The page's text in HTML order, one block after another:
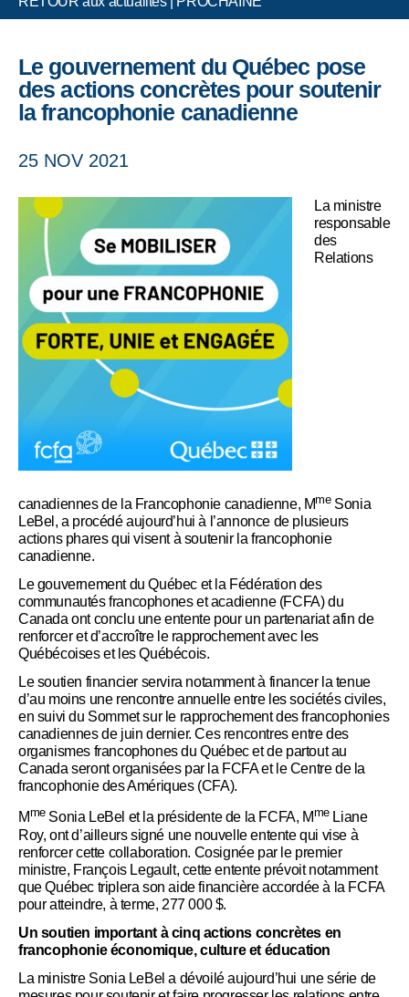
Le gouvernement du Québec pose
des actions concrètes pour soutenir
la francophonie canadienne
25 NOV 2021
La ministre
responsable
des
Relations
canadiennes de la Francophonie canadienne, MmeSonia
LeBel, a procédé aujourd’hui à l’annonce de plusieurs
actions phares qui visent à soutenir la francophonie
canadienne.
Le gouvernement du Québec et la Fédération des
communautés francophones et acadienne (FCFA) du
Canada ont conclu une entente pour un partenariat afin de
renforcer et d’accroître le rapprochement avec les
Québécoises et les Québécois.
Le soutien financier servira notamment à financer la tenue
d’au moins une rencontre annuelle entre les sociétés civiles,
en suivi du Sommet sur le rapprochement des francophonies
canadiennes de juin dernier. Ces rencontres entre des
organismes francophones du Québec et de partout au
Canada seront organisées par la FCFA et le Centre de la
francophonie des Amériques (CFA).
MmeSonia LeBel et la présidente de la FCFA, MmeLiane
Roy, ont d’ailleurs signé une nouvelle entente qui vise à
renforcer cette collaboration. Cosignée par le premier
ministre, François Legault, cette entente prévoit notamment
que Québec triplera son aide financière accordée à la FCFA
pour atteindre, à terme, 277 000 $.
Un soutien important à cinq actions concrètes en
francophonie économique, culture et éducation
La ministre Sonia LeBel a dévoilé aujourd’hui une série de